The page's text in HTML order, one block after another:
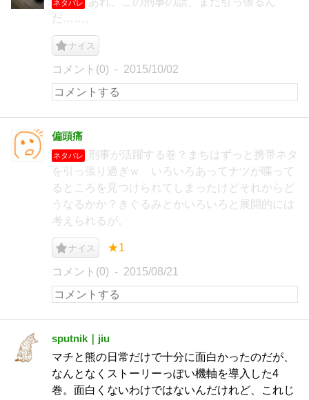
ネタバレ
だ……。
ナイス
コメント(0) 2015/10/02
偏頭痛
ネタバレ
刑事が活躍する巻？まちはずっと携帯ネタ
を引っ張り過ぎｗ いろいろあってナツが喋って
るところを見つけられてしまったけどそれからど
うなるかか？きぐるみとかいろいろと展開的には
考えられるが。
ナイス ★1
コメント(0) 2015/08/21
sputnik｜jiu
マチと熊の日常だけで十分に面白かったのだが、
なんとなくストーリーっぽい機軸を導入した4
巻。面白くないわけではないんだけれど、これじ